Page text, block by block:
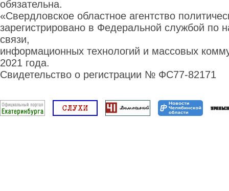
обязательна.
«Свердловское областное агентство
зарегистрировано в Федеральной службой по
связи,
информационных технологий и массовых
2021 года.
Свидетельство о регистрации № ФС77-82171